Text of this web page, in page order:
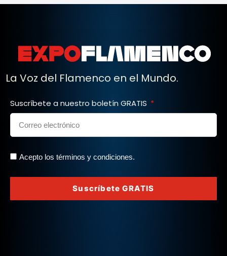
La Voz del Flamenco en el Mundo.
Suscríbete a nuestro boletín GRATIS
Acepto los términos y condiciones.
Suscríbete GRATIS